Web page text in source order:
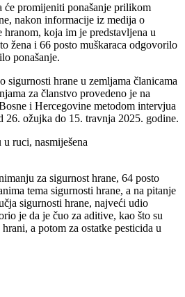
će promijeniti ponašanje prilikom
nakon informacije iz medija o
koja im je predstavljena u
žena i 66 posto muškaraca odgovorilo
ponašanje.
sigurnosti hrane u zemljama članicama
za članstvo provedeno je na
i Hercegovine metodom intervjua
26. ožujka do 15. travnja 2025. godine.
za sigurnost hrane, 64 posto
tema sigurnosti hrane, a na pitanje
sigurnosti hrane, najveći udio
je da je čuo za aditive, kao što su
a potom za ostatke pesticida u